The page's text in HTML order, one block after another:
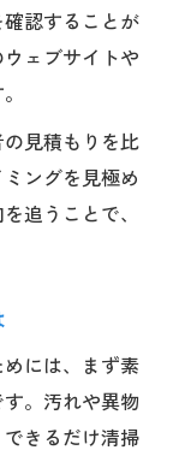
認することが
ェブサイトや
見積もりを比
ングを見極め
追うことで、
には、まず素
。汚れや異物
きるだけ清掃